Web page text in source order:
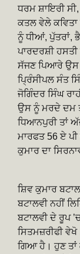
ਧਰਮ ਸ਼ਾਇਰੀ
ਕਤਲ ਵੇਲੇ
ਨੂੰ ਧੀਆਂ, ਪੁੱਤਰਾਂ,
ਪਾਰਦਰਸ਼ੀ
ਸੱਜਣ ਪਿਆਰੇ ਉਸ
ਪ੍ਰਿੰਸੀਪਲ ਸੰਤ
ਜੋਗਿੰਦਰ ਸਿੰਘ
ਉਸ ਨੂੰ ਮਰਦੇ ਦਮ
ਧਿਆਨਪੁਰੀ ਤਾਂ
ਮਾਰਫਤ 56 ਏ
ਕੁਮਾਰ ਦਾ
ਸ਼ਿਵ ਕੁਮਾਰ
ਬਟਾਲਵੀ ਨਹੀਂ
ਬਟਾਲਵੀ ਦੇ ਰੂਪ
ਸਿਤਮਜ਼ਰੀਫੀ
ਗਿਆ ਹੈ। ਹੁਣ ਤਾਂ